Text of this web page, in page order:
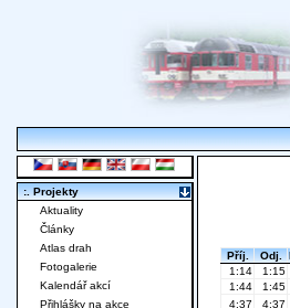
Příj. Odj.
1:14
1:15
1:44
1:45
4:37
4:37
:. Projekty
Aktuality
Články
Atlas drah
Fotogalerie
Kalendář akcí
Přihlášky na akce